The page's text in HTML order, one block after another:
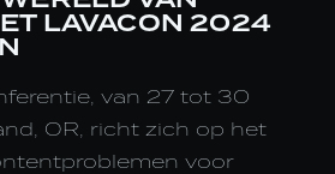
LAVACON 2024
van 27 tot 30
OR, richt zich op het
voor